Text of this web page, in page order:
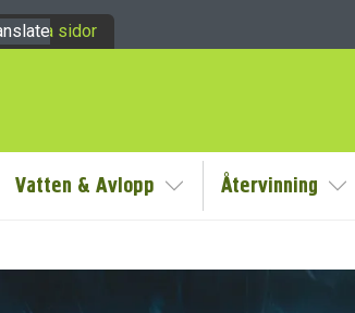
Mina sidor
Göm undermeny
Vatten & Avlopp Visa/Göm undermeny
Återvinning